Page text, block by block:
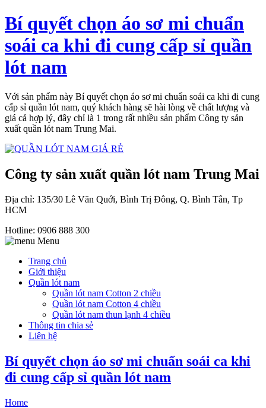
Bí quyết chọn áo sơ mi chuẩn
soái ca khi đi cung cấp sỉ quần
lót nam
Với sản phẩm này Bí quyết chọn áo sơ mi chuẩn soái ca khi đi cung
cấp sỉ quần lót nam, quý khách hàng sẽ hài lòng về chất lượng và
giá cả hợp lý, đây chỉ là 1 trong rất nhiều sản phẩm Công ty sản
xuất quần lót nam Trung Mai.
Công ty sản xuất quần lót nam Trung Mai
Địa chỉ: 135/30 Lê Văn Quới, Bình Trị Đông, Q. Bình Tân, Tp
HCM
Hotline: 0906 888 300
Menu
Trang chủ
Giới thiệu
Quần lót nam
Quần lót nam Cotton 2 chiều
Quần lót nam Cotton 4 chiều
Quần lót nam thun lạnh 4 chiều
Thông tin chia sẻ
Liên hệ
Bí quyết chọn áo sơ mi chuẩn soái ca khi
đi cung cấp sỉ quần lót nam
Home